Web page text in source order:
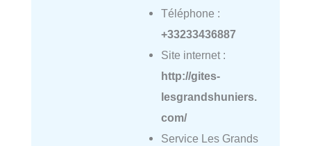
Téléphone :
+33233436887
Site internet :
http://gites-
lesgrandshuniers.
com/
Service Les Grands